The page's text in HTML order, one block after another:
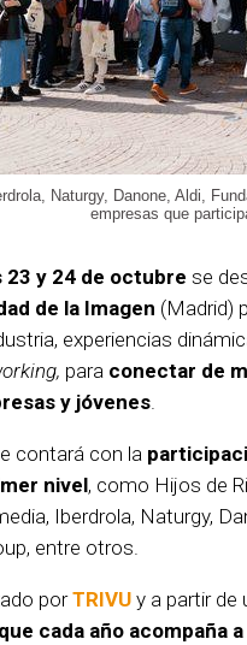
Naturgy, Danone, Aldi,
empresas que
23 y 24 de octubre se
de la Imagen (Madrid)
experiencias
para conectar de
y jóvenes.
contará con la
nivel, como Hijos de
Iberdrola, Naturgy,
entre otros.
porTRIVU y a partir de
cada año acompaña